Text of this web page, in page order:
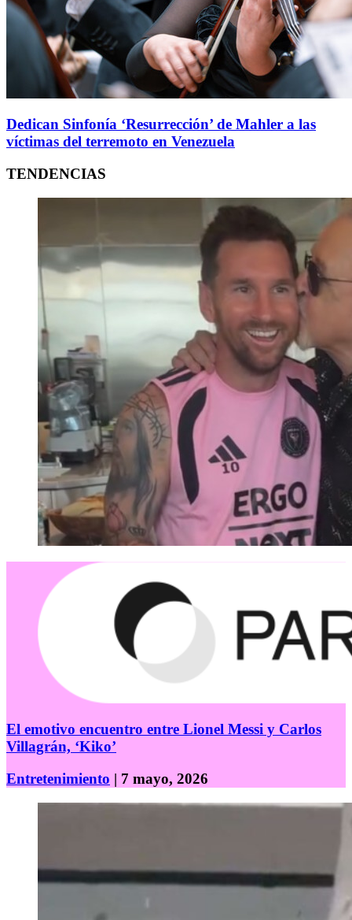
Dedican Sinfonía ‘Resurrección’ de Mahler a las
víctimas del terremoto en Venezuela
TENDENCIAS
El emotivo encuentro entre Lionel Messi y Carlos
Villagrán, ‘Kiko’
Entretenimiento | 7 mayo, 2026